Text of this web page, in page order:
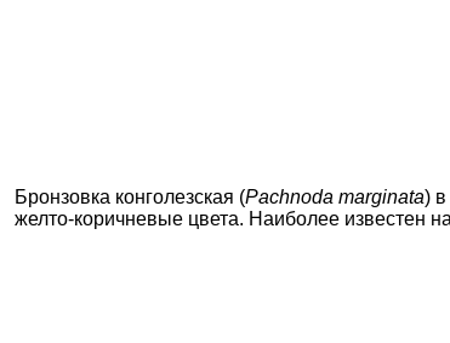
Бронзовка конголезская (Pachnoda marginata)
желто-коричневые цвета. Наиболее известен